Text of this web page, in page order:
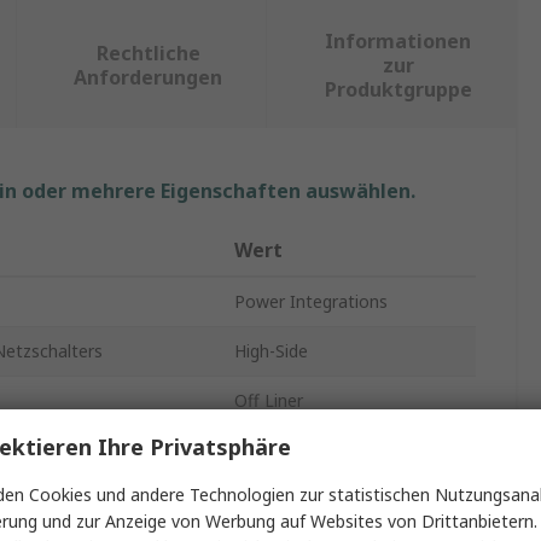
Rechtliche
Anforderungen
Informationen
zur
Produktgruppe
oder mehrere Eigenschaften auswählen.
Wert
Power Integrations
High-Side
Off Liner
Leistungsschalter-IC
RdsOn 24Ω
Ihre Privatsphäre
Cookies und andere Technologien zur statistischen
und zur Anzeige von Werbung auf Websites von